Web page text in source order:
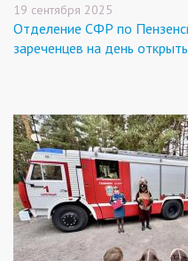
19 сентября 2025
Отделение СФР по
зареченцев на день